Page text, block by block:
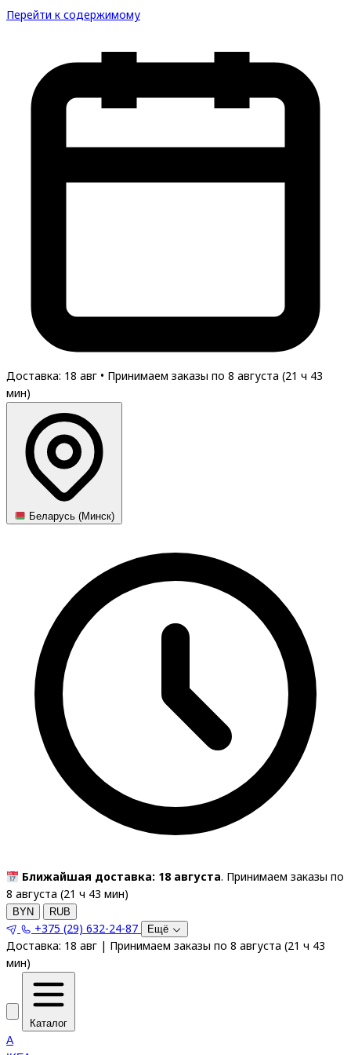
Перейти к содержимому
Доставка: 18 авг • Принимаем заказы по 8 августа (21 ч 43
мин)
Беларусь (Минск)
Ближайшая доставка: 18 августа. Принимаем заказы по
8 августа (21 ч 43 мин)
BYN RUB
+375 (29) 632-24-87 Ещё
Доставка: 18 авг | Принимаем заказы по 8 августа (21 ч 43
мин)
Каталог
A